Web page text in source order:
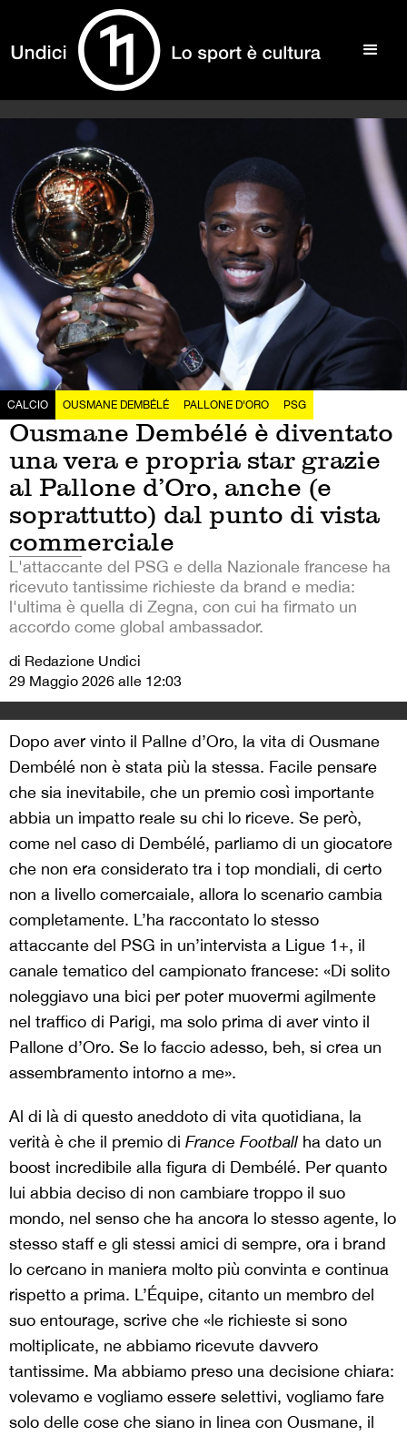
CALCIO OUSMANE DEMBÉLÉ PALLONE D'ORO PSG
Ousmane Dembélé è diventato
una vera e propria star grazie
al Pallone d’Oro, anche (e
soprattutto) dal punto di vista
commerciale
L'attaccante del PSG e della Nazionale francese ha
ricevuto tantissime richieste da brand e media:
l'ultima è quella di Zegna, con cui ha firmato un
accordo come global ambassador.
di Redazione Undici
29 Maggio 2026 alle 12:03
Dopo aver vinto il Pallne d’Oro, la vita di Ousmane
Dembélé non è stata più la stessa. Facile pensare
che sia inevitabile, che un premio così importante
abbia un impatto reale su chi lo riceve. Se però,
come nel caso di Dembélé, parliamo di un giocatore
che non era considerato tra i top mondiali, di certo
non a livello comercaiale, allora lo scenario cambia
completamente. L’ha raccontato lo stesso
attaccante del PSG in un’intervista a Ligue 1+, il
canale tematico del campionato francese: «Di solito
noleggiavo una bici per poter muovermi agilmente
nel traffico di Parigi, ma solo prima di aver vinto il
Pallone d’Oro. Se lo faccio adesso, beh, si crea un
assembramento intorno a me».
Al di là di questo aneddoto di vita quotidiana, la
verità è che il premio di France Football ha dato un
boost incredibile alla figura di Dembélé. Per quanto
lui abbia deciso di non cambiare troppo il suo
mondo, nel senso che ha ancora lo stesso agente, lo
stesso staff e gli stessi amici di sempre, ora i brand
lo cercano in maniera molto più convinta e continua
rispetto a prima. L’Équipe, citanto un membro del
suo entourage, scrive che «le richieste si sono
moltiplicate, ne abbiamo ricevute davvero
tantissime. Ma abbiamo preso una decisione chiara:
volevamo e vogliamo essere selettivi, vogliamo fare
solo delle cose che siano in linea con Ousmane, il